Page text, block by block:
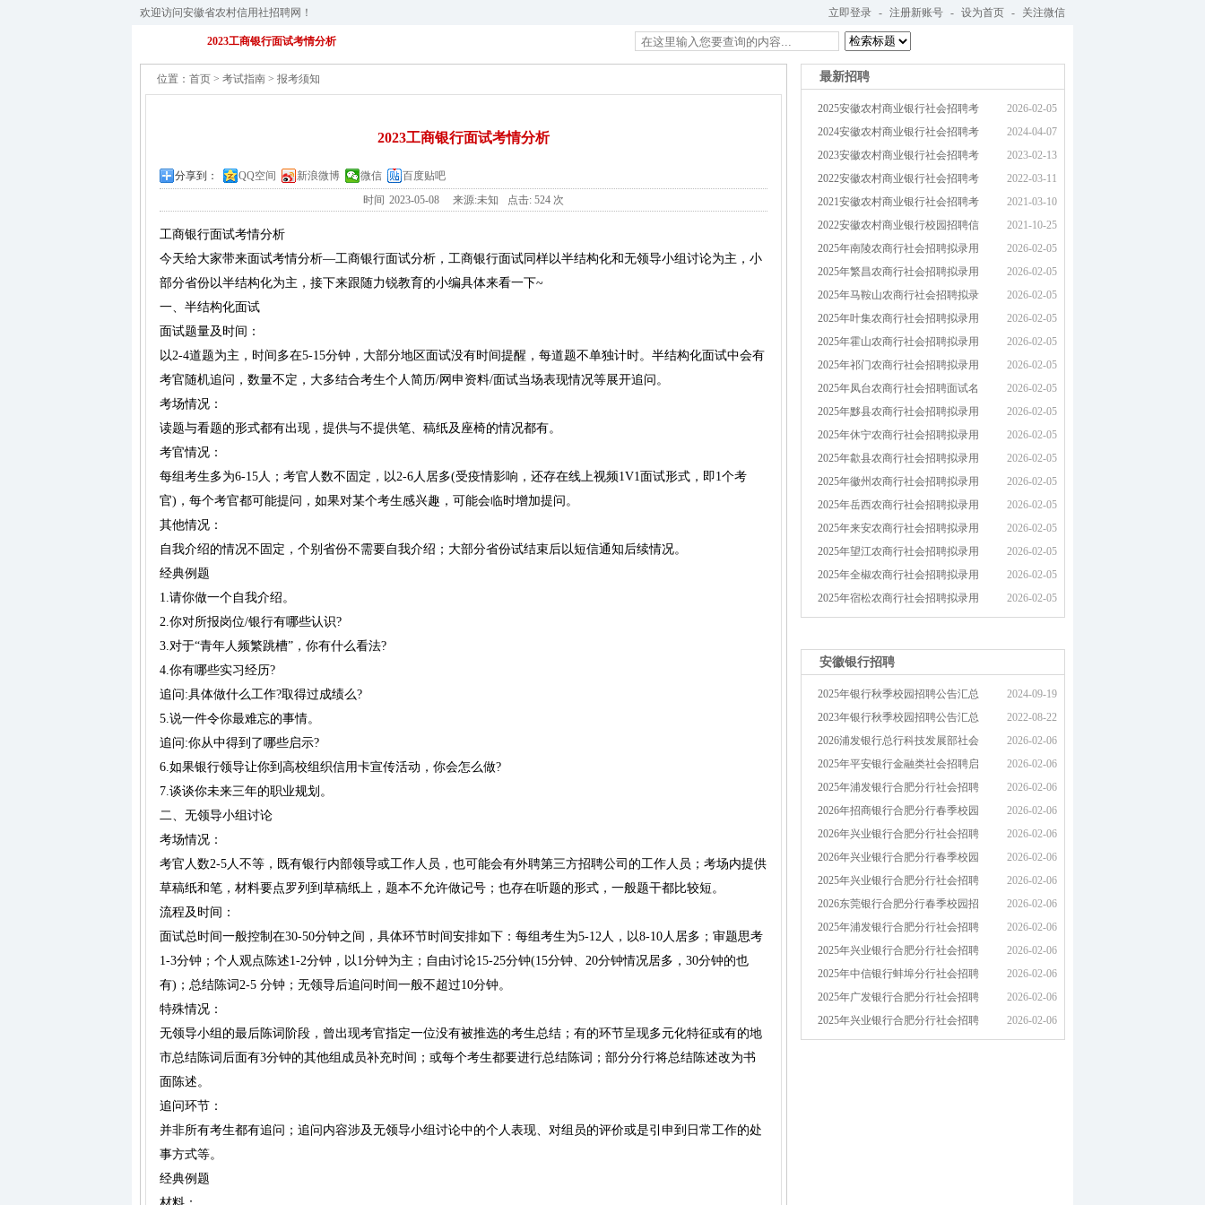
欢迎访问安徽省农村信用社招聘网！ 立即登录 - 注册新账号 - 设为首页 - 关注微信
2023工商银行面试考情分析
最新招聘
2025安徽农村商业银行社会招聘考
2026-02-05
2024安徽农村商业银行社会招聘考
2024-04-07
2023安徽农村商业银行社会招聘考
2023-02-13
2022安徽农村商业银行社会招聘考
2022-03-11
2021安徽农村商业银行社会招聘考
2021-03-10
2022安徽农村商业银行校园招聘信
2021-10-25
2025年南陵农商行社会招聘拟录用
2026-02-05
2025年繁昌农商行社会招聘拟录用
2026-02-05
2025年马鞍山农商行社会招聘拟录
2026-02-05
2025年叶集农商行社会招聘拟录用
2026-02-05
2025年霍山农商行社会招聘拟录用
2026-02-05
2025年祁门农商行社会招聘拟录用
2026-02-05
2025年凤台农商行社会招聘面试名
2026-02-05
2025年黟县农商行社会招聘拟录用
2026-02-05
2025年休宁农商行社会招聘拟录用
2026-02-05
2025年歙县农商行社会招聘拟录用
2026-02-05
2025年徽州农商行社会招聘拟录用
2026-02-05
2025年岳西农商行社会招聘拟录用
2026-02-05
2025年来安农商行社会招聘拟录用
2026-02-05
2025年望江农商行社会招聘拟录用
2026-02-05
2025年全椒农商行社会招聘拟录用
2026-02-05
2025年宿松农商行社会招聘拟录用
2026-02-05
安徽银行招聘
2025年银行秋季校园招聘公告汇总
2024-09-19
2023年银行秋季校园招聘公告汇总
2022-08-22
2026浦发银行总行科技发展部社会
2026-02-06
2025年平安银行金融类社会招聘启
2026-02-06
2025年浦发银行合肥分行社会招聘
2026-02-06
2026年招商银行合肥分行春季校园
2026-02-06
2026年兴业银行合肥分行社会招聘
2026-02-06
2026年兴业银行合肥分行春季校园
2026-02-06
2025年兴业银行合肥分行社会招聘
2026-02-06
2026东莞银行合肥分行春季校园招
2026-02-06
2025年浦发银行合肥分行社会招聘
2026-02-06
2025年兴业银行合肥分行社会招聘
2026-02-06
2025年中信银行蚌埠分行社会招聘
2026-02-06
2025年广发银行合肥分行社会招聘
2026-02-06
2025年兴业银行合肥分行社会招聘
2026-02-06
位置： 首页 > 考试指南 > 报考须知
2023工商银行面试考情分析
分享到： QQ空间 新浪微博 微信
百度贴吧
时间 2023-05-08 来源:未知 点击: 524 次
工商银行面试考情分析
今天给大家带来面试考情分析—工商银行面试分析，工商银行面试同样以半结构化和无领导小组讨论为主，小
部分省份以半结构化为主，接下来跟随力锐教育的小编具体来看一下~
一、半结构化面试
面试题量及时间：
以2-4道题为主，时间多在5-15分钟，大部分地区面试没有时间提醒，每道题不单独计时。半结构化面试中会有
考官随机追问，数量不定，大多结合考生个人简历/网申资料/面试当场表现情况等展开追问。
考场情况：
读题与看题的形式都有出现，提供与不提供笔、稿纸及座椅的情况都有。
考官情况：
每组考生多为6-15人；考官人数不固定，以2-6人居多(受疫情影响，还存在线上视频1V1面试形式，即1个考
官)，每个考官都可能提问，如果对某个考生感兴趣，可能会临时增加提问。
其他情况：
自我介绍的情况不固定，个别省份不需要自我介绍；大部分省份试结束后以短信通知后续情况。
经典例题
1.请你做一个自我介绍。
2.你对所报岗位/银行有哪些认识?
3.对于“青年人频繁跳槽”，你有什么看法?
4.你有哪些实习经历?
追问:具体做什么工作?取得过成绩么?
5.说一件令你最难忘的事情。
追问:你从中得到了哪些启示?
6.如果银行领导让你到高校组织信用卡宣传活动，你会怎么做?
7.谈谈你未来三年的职业规划。
二、无领导小组讨论
考场情况：
考官人数2-5人不等，既有银行内部领导或工作人员，也可能会有外聘第三方招聘公司的工作人员；考场内提供
草稿纸和笔，材料要点罗列到草稿纸上，题本不允许做记号；也存在听题的形式，一般题干都比较短。
流程及时间：
面试总时间一般控制在30-50分钟之间，具体环节时间安排如下：每组考生为5-12人，以8-10人居多；审题思考
1-3分钟；个人观点陈述1-2分钟，以1分钟为主；自由讨论15-25分钟(15分钟、20分钟情况居多，30分钟的也
有)；总结陈词2-5 分钟；无领导后追问时间一般不超过10分钟。
特殊情况：
无领导小组的最后陈词阶段，曾出现考官指定一位没有被推选的考生总结；有的环节呈现多元化特征或有的地
市总结陈词后面有3分钟的其他组成员补充时间；或每个考生都要进行总结陈词；部分分行将总结陈述改为书
面陈述。
追问环节：
并非所有考生都有追问；追问内容涉及无领导小组讨论中的个人表现、对组员的评价或是引申到日常工作的处
事方式等。
经典例题